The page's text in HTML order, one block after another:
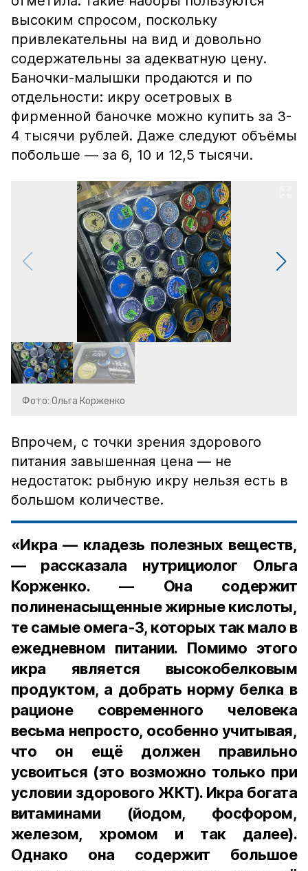
высоким спросом, поскольку
привлекательны на вид и довольно
содержательны за адекватную цену.
Баночки-малышки продаются и по
отдельности: икру осетровых в
фирменной баночке можно купить за 3-
4 тысячи рублей. Даже следуют объёмы
побольше — за 6, 10 и 12,5 тысячи.
Фото: Ольга Корженко
Впрочем, с точки зрения здорового
питания завышенная цена — не
недостаток: рыбную икру нельзя есть в
большом количестве.
«Икра — кладезь полезных веществ,
— рассказала нутрициолог Ольга
Корженко. — Она содержит
полиненасыщенные жирные кислоты,
те самые омега-3, которых так мало в
ежедневном питании. Помимо этого
икра является высокобелковым
продуктом, а добрать норму белка в
рационе современного человека
весьма непросто, особенно учитывая,
что он ещё должен правильно
усвоиться (это возможно только при
условии здорового ЖКТ). Икра богата
витаминами (йодом, фосфором,
железом, хромом и так далее).
Однако она содержит большое